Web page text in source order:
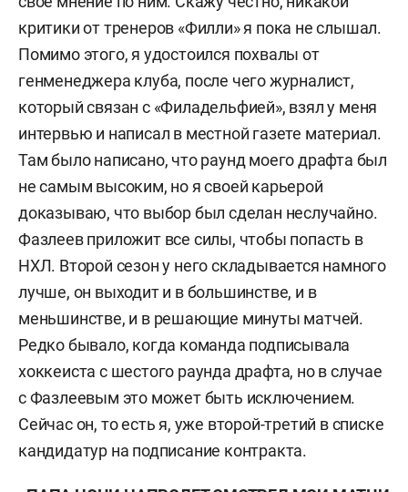
критики от тренеров «Филли» я пока не слышал.
Помимо этого, я удостоился похвалы от
генменеджера клуба, после чего журналист,
который связан с «Филадельфией», взял у меня
интервью и написал в местной газете материал.
Там было написано, что раунд моего драфта был
не самым высоким, но я своей карьерой
доказываю, что выбор был сделан неслучайно.
Фазлеев приложит все силы, чтобы попасть в
НХЛ. Второй сезон у него складывается намного
лучше, он выходит и в большинстве, и в
меньшинстве, и в решающие минуты матчей.
Редко бывало, когда команда подписывала
хоккеиста с шестого раунда драфта, но в случае
с Фазлеевым это может быть исключением.
Сейчас он, то есть я, уже второй-третий в списке
кандидатур на подписание контракта.